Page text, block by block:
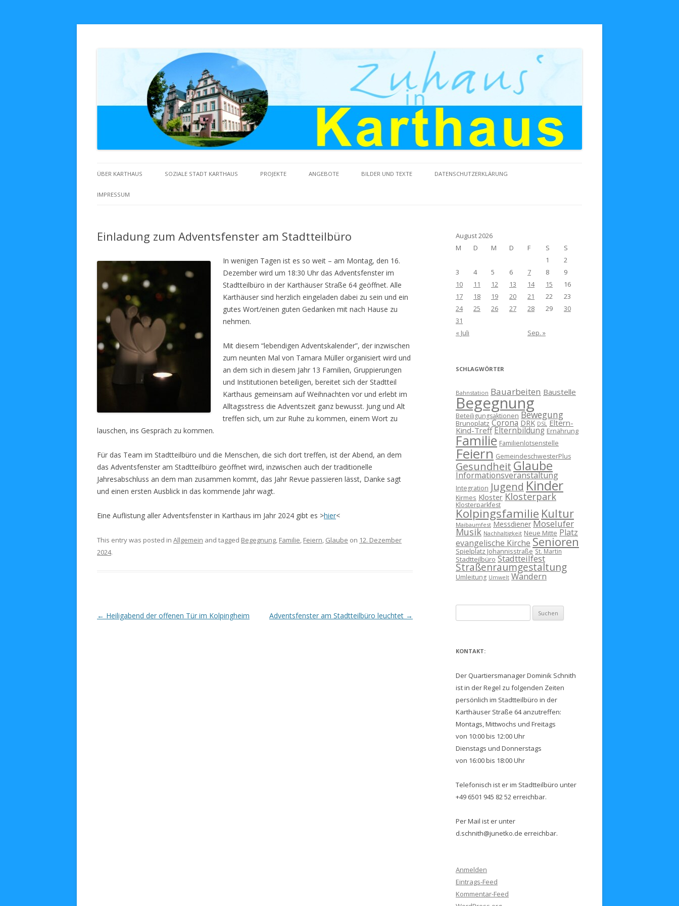
Zuhaus in Karthaus
ÜBER KARTHAUS SOZIALE STADT KARTHAUS PROJEKTE ANGEBOTE BILDER UND TEXTE DATENSCHUTZERKLÄRUNG
IMPRESSUM
Einladung zum Adventsfenster am Stadtteilbüro
In wenigen Tagen ist es so weit – am Montag, den 16.
Dezember wird um 18:30 Uhr das Adventsfenster im
Stadtteilbüro in der Karthäuser Straße 64 geöffnet. Alle
Karthäuser sind herzlich eingeladen dabei zu sein und ein
gutes Wort/einen guten Gedanken mit nach Hause zu
nehmen.
Mit diesem “lebendigen Adventskalender”, der inzwischen
zum neunten Mal von Tamara Müller organisiert wird und
an dem sich in diesem Jahr 13 Familien, Gruppierungen
und Institutionen beteiligen, bereitet sich der Stadtteil
Karthaus gemeinsam auf Weihnachten vor und erlebt im
Alltagsstress die Adventszeit ganz bewusst. Jung und Alt
treffen sich, um zur Ruhe zu kommen, einem Wort zu
lauschen, ins Gespräch zu kommen.
Für das Team im Stadtteilbüro und die Menschen, die sich dort treffen, ist der Abend, an dem
das Adventsfenster am Stadtteilbüro geöffnet wird, inzwischen auch der traditionelle
Jahresabschluss an dem man zusammen kommt, das Jahr Revue passieren lässt, Danke sagt
und einen ersten Ausblick in das kommende Jahr wagt.
Eine Auflistung aller Adventsfenster in Karthaus im Jahr 2024 gibt es >hier<
This entry was posted in Allgemein and tagged Begegnung, Familie, Feiern, Glaube on 12. Dezember
2024.
Post navigation
← Heiligabend der offenen Tür im Kolpingheim Adventsfenster am Stadtteilbüro leuchtet →
August 2026
M
D M D F S
S
1
2
3
4 5 6 7 8
9
10
11 12 13 14 15
16
17
18 19 20 21 22
23
24
25 26 27 28 29
30
31
« Juli
Sep. »
SCHLAGWÖRTER
Bahnstation Bauarbeiten Baustelle
Begegnung
Beteiligungsaktionen Bewegung
Brunoplatz Corona DRK DSL Eltern-
Kind-Treff Elternbildung Ernährung
Familie Familienlotsenstelle
Feiern GemeindeschwesterPlus
Gesundheit Glaube
Informationsveranstaltung
Integration Jugend Kinder
Kirmes Kloster Klosterpark
Klosterparkfest
Kolpingsfamilie Kultur
Maibaumfest Messdiener Moselufer
Musik Nachhaltigkeit Neue Mitte Platz
evangelische Kirche Senioren
Spielplatz Johannisstraße St. Martin
Stadtteilbüro Stadtteilfest
Straßenraumgestaltung
Umleitung Umwelt Wandern
nach:
KONTAKT:
Der Quartiersmanager Dominik Schnith
ist in der Regel zu folgenden Zeiten
persönlich im Stadtteilbüro in der
Karthäuser Straße 64 anzutreffen:
Montags, Mittwochs und Freitags
von 10:00 bis 12:00 Uhr
Dienstags und Donnerstags
von 16:00 bis 18:00 Uhr
Telefonisch ist er im Stadtteilbüro unter
+49 6501 945 82 52 erreichbar.
Per Mail ist er unter
d.schnith@junetko.de erreichbar.
Anmelden
Eintrags-Feed
Kommentar-Feed